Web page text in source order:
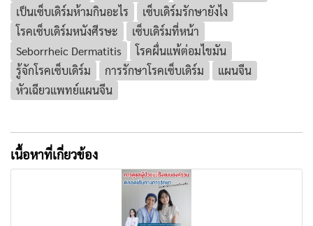
เป็นเซ็บเดิร์มห้ามกินอะไร
เซ็บเดิร์มรักษายังไง
โรคเซ็บเดิร์มหนังศีรษะ
เซ็บเดิร์มที่หน้า
Seborrheic Dermatitis
โรคผื่นแพ้ต่อมไขมัน
รู้จักโรคเซ็บเดิร์ม
การรักษาโรคเซ็บเดิร์ม
แผนจีน
หัวเฉียวแพทย์แผนจีน
เนื้อหาที่เกี่ยวข้อง